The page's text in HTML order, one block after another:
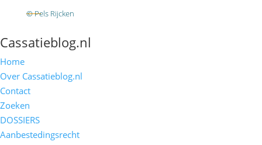
© Pels Rijcken
Cassatieblog.nl
Home
Over Cassatieblog.nl
Contact
Zoeken
DOSSIERS
Aanbestedingsrecht